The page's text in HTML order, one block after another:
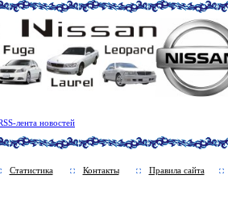
лента новостей
Статистика Контакты Правила сайта